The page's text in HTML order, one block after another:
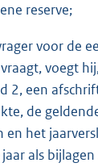
reserve;
voor de
voegt
2, een
de
en het
als